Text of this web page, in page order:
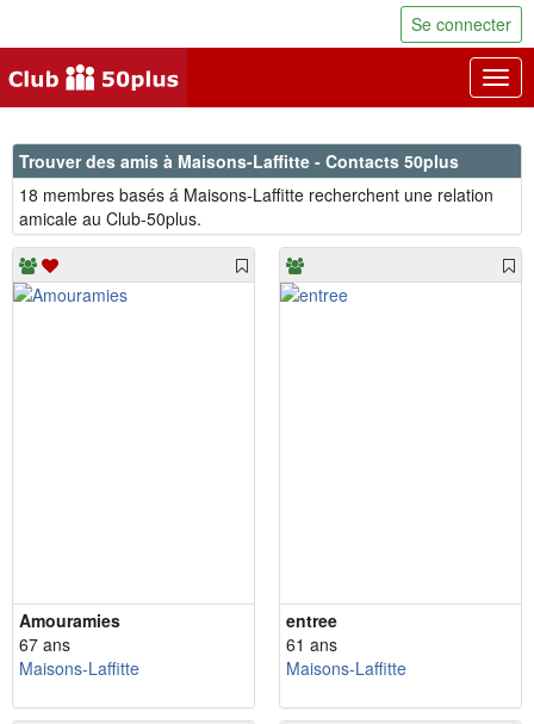
Se connecter
Trouver des amis à Maisons-Laffitte - Contacts 50plus
18 membres basés á Maisons-Laffitte recherchent une relation
amicale au Club-50plus.
Amouramies
67 ans
Maisons-Laffitte
entree
61 ans
Maisons-Laffitte